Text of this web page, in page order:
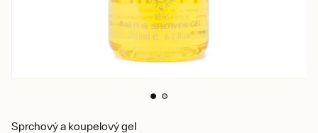
Sprchový a koupelový gel